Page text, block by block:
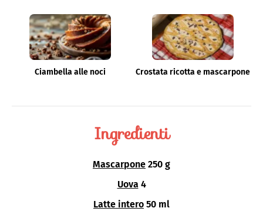
Ciambella alle noci Crostata ricotta e mascarpone
Ingredienti
Mascarpone 250 g
Uova 4
Latte intero 50 ml